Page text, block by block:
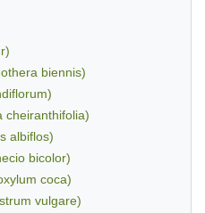
biennis)
cheiranthifolia)
albiflos)
bicolor)
coca)
vulgare)